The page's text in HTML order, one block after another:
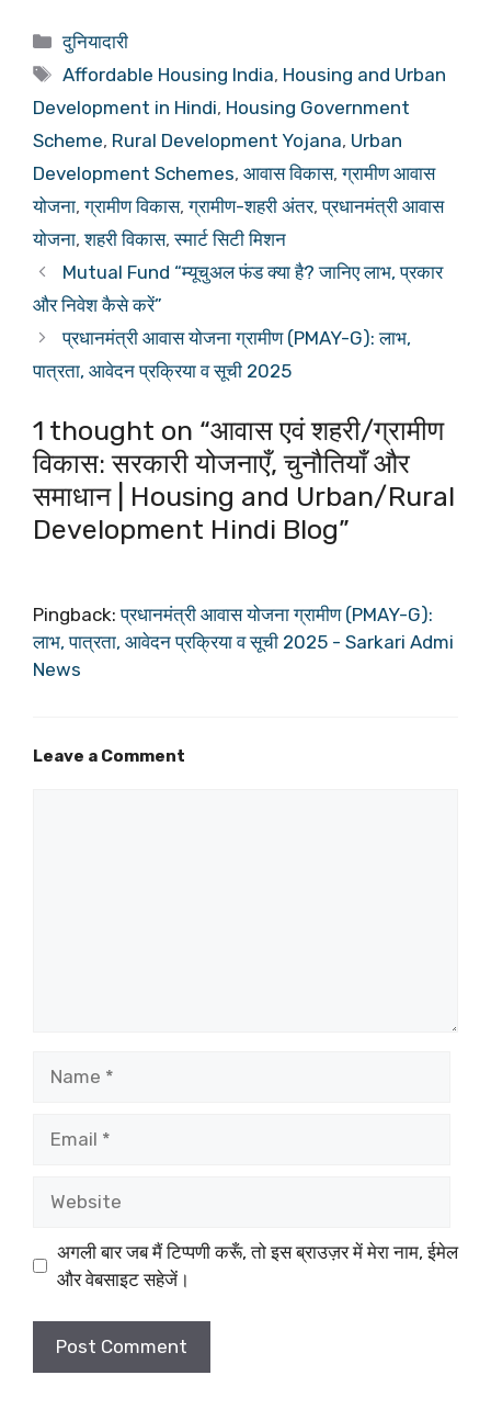
Categories
दुनियादारी
Tags
Affordable Housing India, Housing and Urban
Development in Hindi, Housing Government
Scheme, Rural Development Yojana, Urban
Development Schemes, आवास विकास,ग्रामीण आवास
योजना,ग्रामीण विकास,ग्रामीण-शहरी अंतर,प्रधानमंत्री आवास
योजना,शहरी विकास,स्मार्ट सिटी मिशन
Mutual Fund “म्यूचुअल फंड क्या है? जानिए लाभ, प्रकार
और निवेश कैसे करें”
प्रधानमंत्री आवास योजना ग्रामीण (PMAY-G): लाभ,
पात्रता, आवेदन प्रक्रिया व सूची 2025
1 thought on “आवास एवं शहरी/ग्रामीण
विकास: सरकारी योजनाएँ, चुनौतियाँ और
समाधान | Housing and Urban/Rural
Development Hindi Blog”
Pingback:प्रधानमंत्री आवास योजना ग्रामीण (PMAY-G):
लाभ, पात्रता, आवेदन प्रक्रिया व सूची 2025 - Sarkari Admi
News
Leave a Comment
अगली बार जब मैं टिप्पणी करूँ, तो इस ब्राउज़र में मेरा नाम, ईमेल
और वेबसाइट सहेजें।